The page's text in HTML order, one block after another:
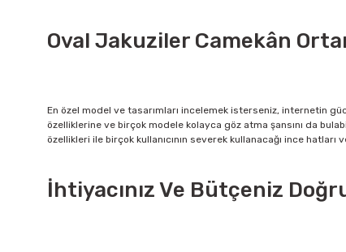
Oval Jakuziler Camekân
En özel model ve tasarımları incelemek isterseniz, internetin
özelliklerine ve birçok modele kolayca göz atma şansını da
özellikleri ile birçok kullanıcının severek kullanacağı ince hatları
İhtiyacınız Ve Bütçeniz